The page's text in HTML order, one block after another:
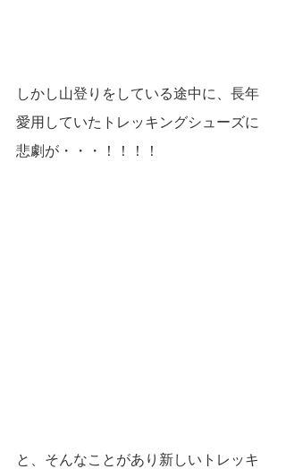
しかし山登りをしている途中に、長年
愛用していたトレッキングシューズに
悲劇が・・・！！！！
と、そんなことがあり新しいトレッキ